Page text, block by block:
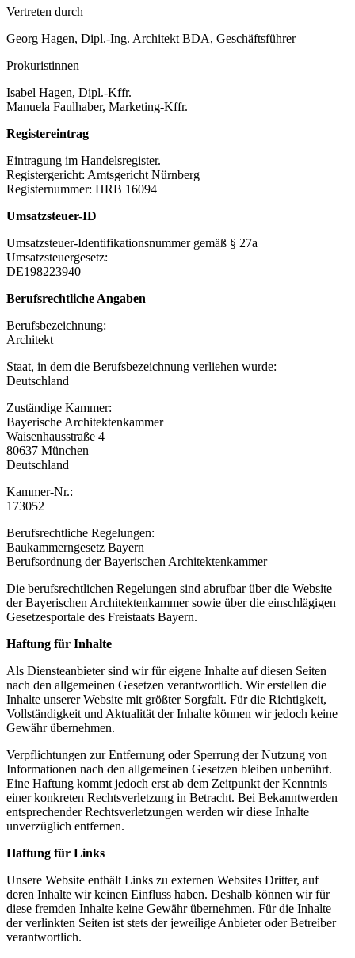
Vertreten durch
Georg Hagen, Dipl.-Ing. Architekt BDA, Geschäftsführer
Prokuristinnen
Isabel Hagen, Dipl.-Kffr.
Manuela Faulhaber, Marketing-Kffr.
Registereintrag
Eintragung im Handelsregister.
Registergericht: Amtsgericht Nürnberg
Registernummer: HRB 16094
Umsatzsteuer-ID
Umsatzsteuer-Identifikationsnummer gemäß § 27a
Umsatzsteuergesetz:
DE198223940
Berufsrechtliche Angaben
Berufsbezeichnung:
Architekt
Staat, in dem die Berufsbezeichnung verliehen wurde:
Deutschland
Zuständige Kammer:
Bayerische Architektenkammer
Waisenhausstraße 4
80637 München
Deutschland
Kammer-Nr.:
173052
Berufsrechtliche Regelungen:
Baukammerngesetz Bayern
Berufsordnung der Bayerischen Architektenkammer
Die berufsrechtlichen Regelungen sind abrufbar über die Website
der Bayerischen Architektenkammer sowie über die einschlägigen
Gesetzesportale des Freistaats Bayern.
Haftung für Inhalte
Als Diensteanbieter sind wir für eigene Inhalte auf diesen Seiten
nach den allgemeinen Gesetzen verantwortlich. Wir erstellen die
Inhalte unserer Website mit größter Sorgfalt. Für die Richtigkeit,
Vollständigkeit und Aktualität der Inhalte können wir jedoch keine
Gewähr übernehmen.
Verpflichtungen zur Entfernung oder Sperrung der Nutzung von
Informationen nach den allgemeinen Gesetzen bleiben unberührt.
Eine Haftung kommt jedoch erst ab dem Zeitpunkt der Kenntnis
einer konkreten Rechtsverletzung in Betracht. Bei Bekanntwerden
entsprechender Rechtsverletzungen werden wir diese Inhalte
unverzüglich entfernen.
Haftung für Links
Unsere Website enthält Links zu externen Websites Dritter, auf
deren Inhalte wir keinen Einfluss haben. Deshalb können wir für
diese fremden Inhalte keine Gewähr übernehmen. Für die Inhalte
der verlinkten Seiten ist stets der jeweilige Anbieter oder Betreiber
verantwortlich.